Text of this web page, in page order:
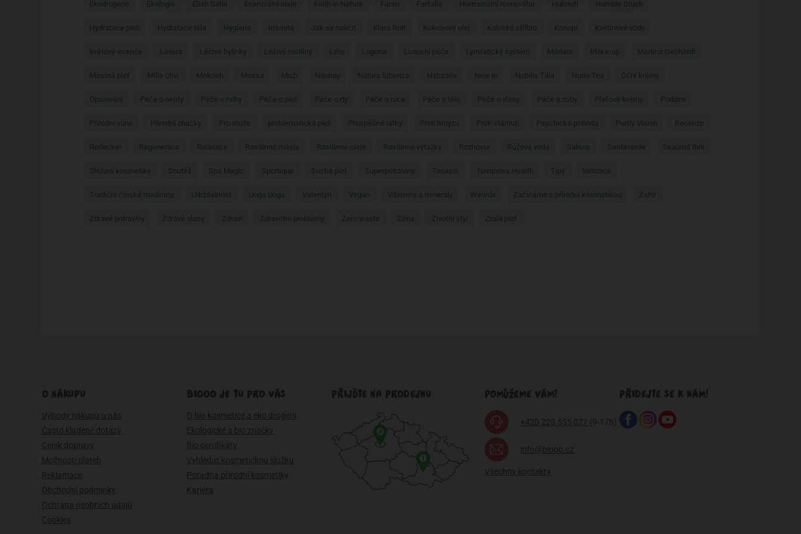
Ekodrogerie Ekologie Eliah Sahil Esenciální oleje Faith in Nature Faran Farfalla Hormonální rovnováha Hubnutí Humble Brush
Hydratace pleti Hydratace těla Hygiena Imunita Jak se nalíčit Klara Rott Kokosový olej Koloidní stříbro Konopí Květinové vody
květové esence Lavera Léčivé bylinky Léčivé rostliny Léto Logona Luxusní péče Lymfatický systém Mádara Make-up Martina Gebhardt
Mastná pleť Mille Ulivi Mokosh Mossa Muži Naobay Natura Siberica Naturalis New in Nobilis Tilia Numi Tea Oční krémy
Opalování Péče o nehty Péče o nohy Péče o pleť Péče o rty Péče o ruce Péče o tělo Péče o vlasy Péče o zuby Pleťové krémy Podzim
Přírodní vůně Přírodní značky Pro muže problematická pleť Prospěšné látky Proti hmyzu Proti stárnutí Psychická pohoda Purity Vision Recenze
Redecker Regenerace Relaxace Rostlinná másla Rostlinné oleje Rostlinné výtažky Rozhovor Růžová voda Saloos Santaverde Sealand Birk
Složení kosmetiky Soutěž Spa Magic Sportique Suchá pleť Superpotraviny Taoasis Terranova Health Tipy tonizace
Tradiční čínská medicína Udržitelnost Uoga Uoga Valentýn Vegan Vitaminy a minerály Weleda Začínáme s přírodní kosmetikou Zahir
Zdravé potraviny Zdravé vlasy Zdraví Zdravotní problémy Zero waste Zima Životní styl Zralá pleť
O NÁKUPU
Výhody nákupu u nás
Často kladené dotazy
Ceník dopravy
Možnosti plateb
Reklamace
Obchodní podmínky
Ochrana osobních údajů
Cookies
BIOOO JE TU PRO VÁS
O bio kosmetice a eko drogerii
Ekologické a bio značky
Bio certifikáty
Vyhledat kosmetickou složku
Poradna přírodní kosmetiky
Kariéra
PŘIJĎTE NA PRODEJNU
1
4
POMŮŽEME VÁM?
+420 220 555 077 (9-17h)
info@biooo.cz
Všechny kontakty
PŘIDEJTE SE K NÁM!